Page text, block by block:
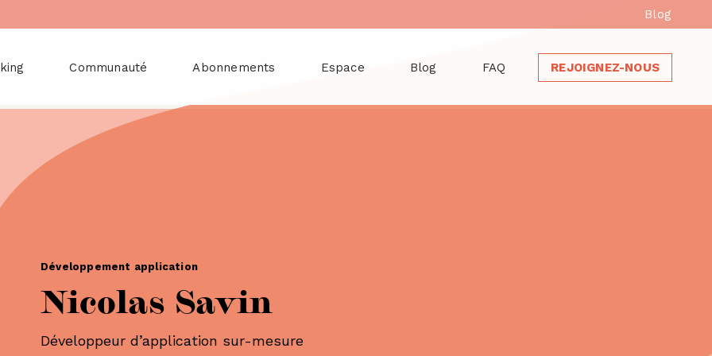
Blog
Communauté Abonnements Espace Blog FAQ REJOIGNEZ-NOUS
Développement application
Nicolas Savin
Développeur d’application sur-mesure